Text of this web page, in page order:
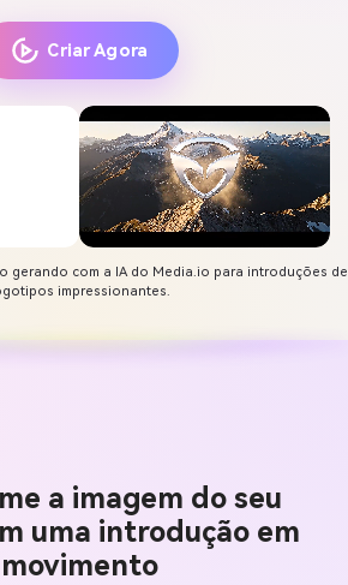
Criar Agora
gerando com a IA do Media.io para introduções de
impressionantes.
a imagem do seu
uma introdução em
movimento